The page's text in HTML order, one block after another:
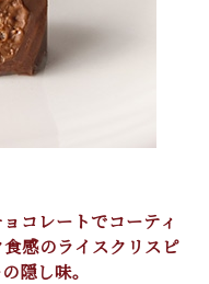
コレートでコーティ
感のライスクリスピ
隠し味。